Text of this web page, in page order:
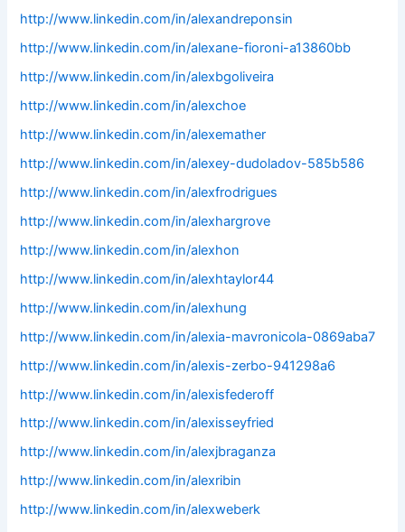
http://www.linkedin.com/in/alexandreponsin
http://www.linkedin.com/in/alexane-fioroni-a13860bb
http://www.linkedin.com/in/alexbgoliveira
http://www.linkedin.com/in/alexchoe
http://www.linkedin.com/in/alexemather
http://www.linkedin.com/in/alexey-dudoladov-585b586
http://www.linkedin.com/in/alexfrodrigues
http://www.linkedin.com/in/alexhargrove
http://www.linkedin.com/in/alexhon
http://www.linkedin.com/in/alexhtaylor44
http://www.linkedin.com/in/alexhung
http://www.linkedin.com/in/alexia-mavronicola-0869aba7
http://www.linkedin.com/in/alexis-zerbo-941298a6
http://www.linkedin.com/in/alexisfederoff
http://www.linkedin.com/in/alexisseyfried
http://www.linkedin.com/in/alexjbraganza
http://www.linkedin.com/in/alexribin
http://www.linkedin.com/in/alexweberk